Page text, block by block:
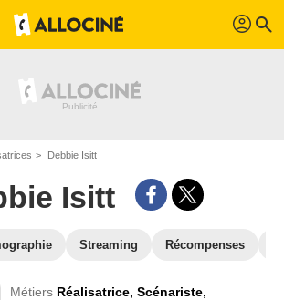
profil search
Debbie Isitt
Isitt
Streaming Récompenses
Métiers Réalisatrice,Scénariste,